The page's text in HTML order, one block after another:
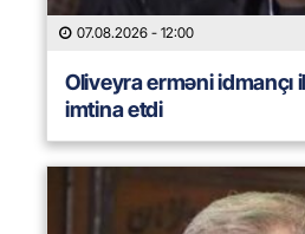
07.08.2026 - 12:00
Oliveyra erməni
imtina etdi